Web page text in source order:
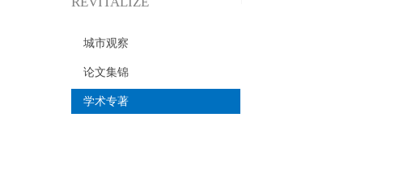
城市观察
论文集锦
学术专著